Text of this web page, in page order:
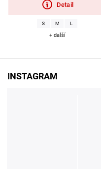
Detail
S M L
+ další
INSTAGRAM